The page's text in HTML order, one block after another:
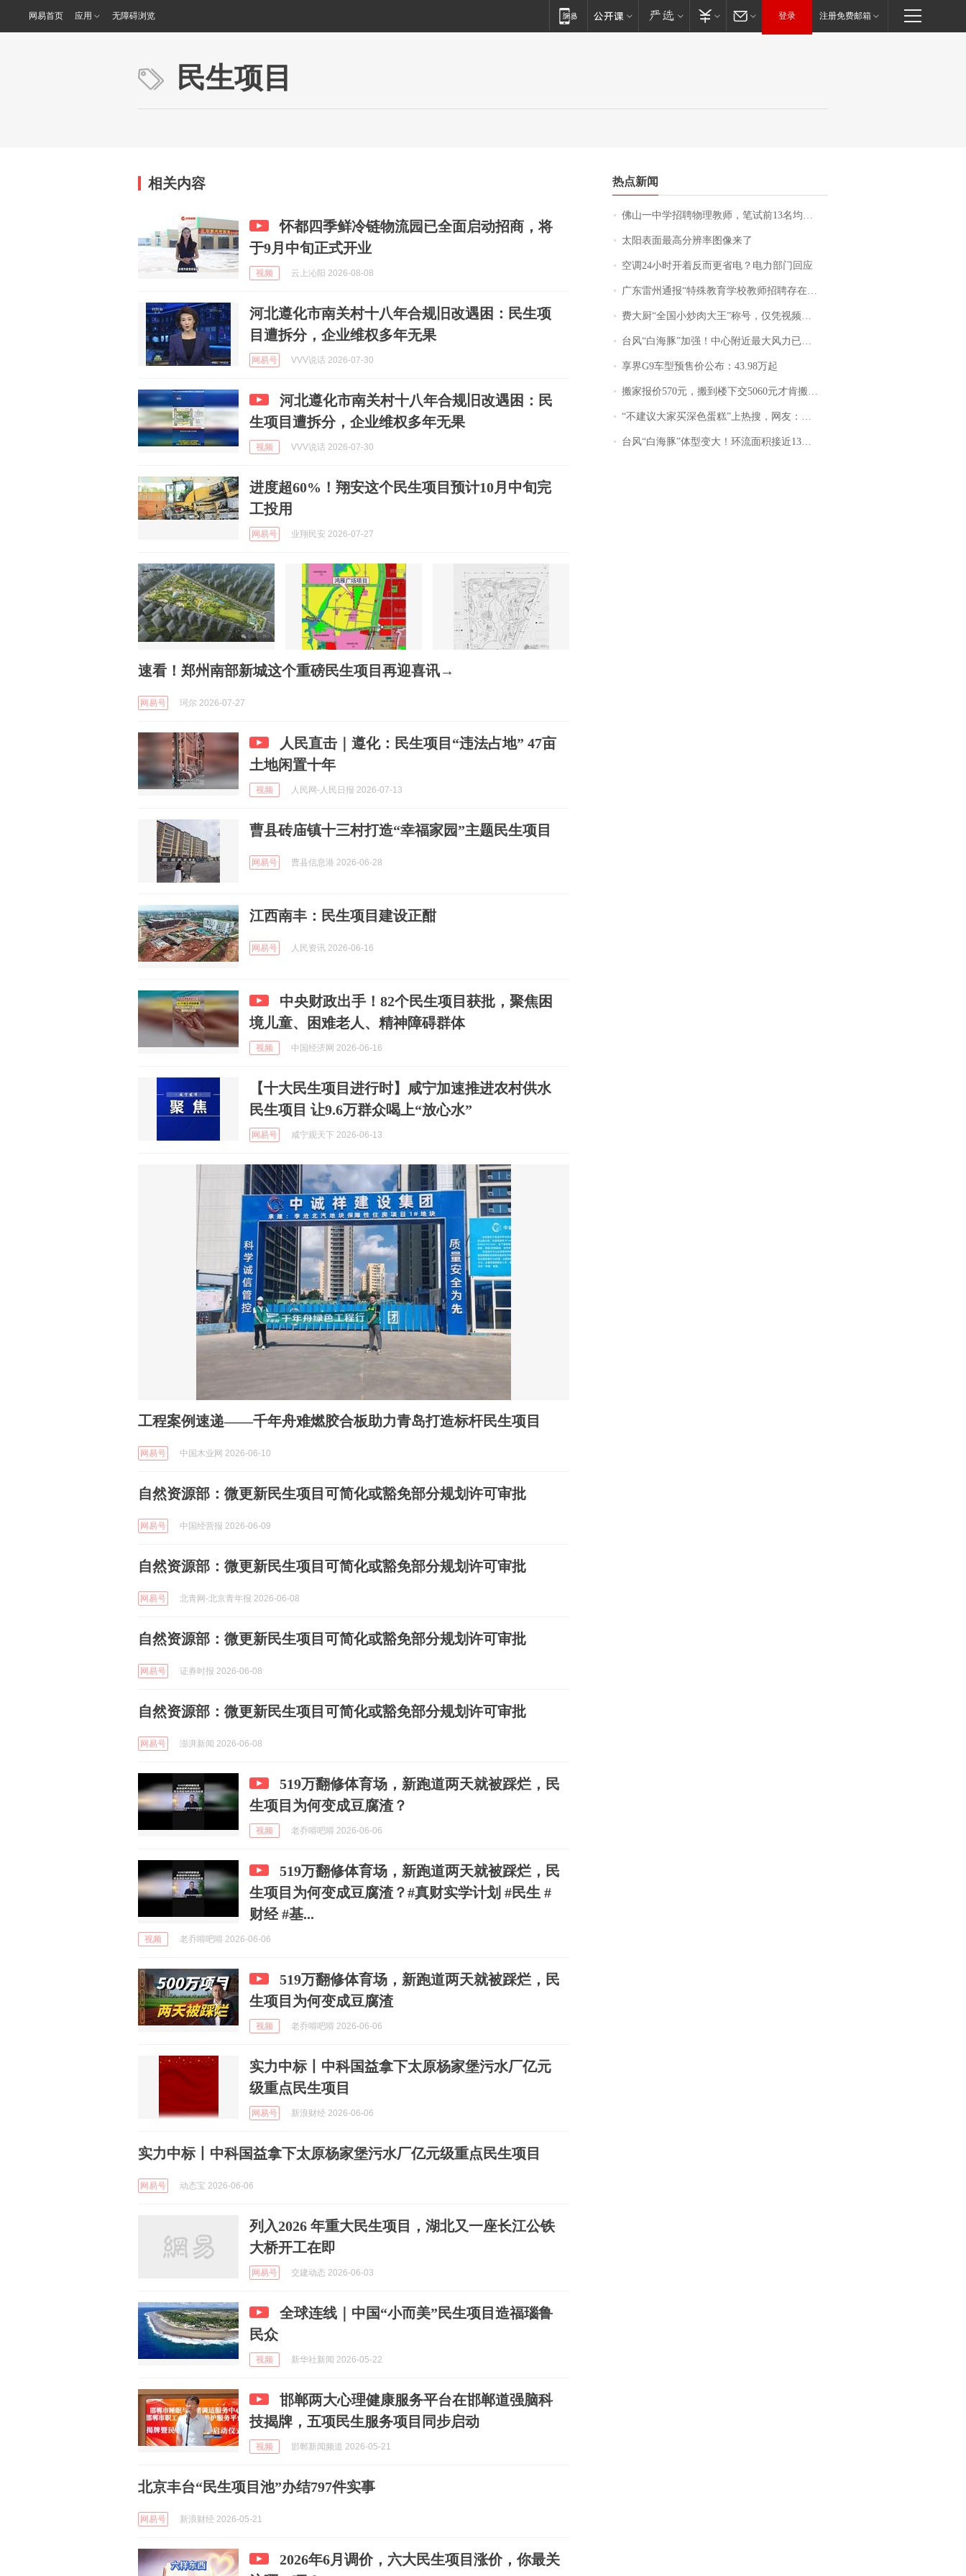
网易首页 应用 无障碍浏览 登录 注册免费邮箱
民生项目
相关内容
怀都四季鲜冷链物流园已全面启动招商，将
于9月中旬正式开业
视频 云上沁阳 2026-08-08
河北遵化市南关村十八年合规旧改遇困：民生项
目遭拆分，企业维权多年无果
网易号 VVV说话 2026-07-30
河北遵化市南关村十八年合规旧改遇困：民
生项目遭拆分，企业维权多年无果
视频 VVV说话 2026-07-30
进度超60%！翔安这个民生项目预计10月中旬完
工投用
网易号 业翔民安 2026-07-27
速看！郑州南部新城这个重磅民生项目再迎喜讯→
网易号 珂尔 2026-07-27
人民直击｜遵化：民生项目“违法占地” 47亩
土地闲置十年
视频 人民网-人民日报 2026-07-13
曹县砖庙镇十三村打造“幸福家园”主题民生项目
网易号 曹县信息港 2026-06-28
江西南丰：民生项目建设正酣
网易号 人民资讯 2026-06-16
中央财政出手！82个民生项目获批，聚焦困
境儿童、困难老人、精神障碍群体
视频 中国经济网 2026-06-16
【十大民生项目进行时】咸宁加速推进农村供水
民生项目 让9.6万群众喝上“放心水”
网易号 咸宁观天下 2026-06-13
工程案例速递——千年舟难燃胶合板助力青岛打造标杆民生项目
网易号 中国木业网 2026-06-10
自然资源部：微更新民生项目可简化或豁免部分规划许可审批
网易号 中国经营报 2026-06-09
自然资源部：微更新民生项目可简化或豁免部分规划许可审批
网易号 北青网-北京青年报 2026-06-08
自然资源部：微更新民生项目可简化或豁免部分规划许可审批
网易号 证券时报 2026-06-08
自然资源部：微更新民生项目可简化或豁免部分规划许可审批
网易号 澎湃新闻 2026-06-08
519万翻修体育场，新跑道两天就被踩烂，民
生项目为何变成豆腐渣？
视频 老乔嘚吧嘚 2026-06-06
519万翻修体育场，新跑道两天就被踩烂，民
生项目为何变成豆腐渣？#真财实学计划 #民生 #
财经 #基...
视频 老乔嘚吧嘚 2026-06-06
519万翻修体育场，新跑道两天就被踩烂，民
生项目为何变成豆腐渣
视频 老乔嘚吧嘚 2026-06-06
实力中标丨中科国益拿下太原杨家堡污水厂亿元
级重点民生项目
网易号 新浪财经 2026-06-06
实力中标丨中科国益拿下太原杨家堡污水厂亿元级重点民生项目
网易号 动态宝 2026-06-06
列入‌2026 年重大民生项目，湖北又一座长江公铁
大桥开工在即
网易号 交建动态 2026-06-03
全球连线｜中国“小而美”民生项目造福瑙鲁
民众
视频 新华社新闻 2026-05-22
邯郸两大心理健康服务平台在邯郸道强脑科
技揭牌，五项民生服务项目同步启动
视频 邯郸新闻频道 2026-05-21
北京丰台“民生项目池”办结797件实事
网易号 新浪财经 2026-05-21
2026年6月调价，六大民生项目涨价，你最关
热点新闻
佛山一中学招聘物理教师，笔试前13名均遭淘汰？教育局：已叫停招聘，成立调查组全面核查
太阳表面最高分辨率图像来了
空调24小时开着反而更省电？电力部门回应
广东雷州通报“特殊教育学校教师招聘存在违规行为”：已启动问责程序 副校长被停职
费大厨“全国小炒肉大王”称号，仅凭视频评出？中国烹饪协会回应
台风“白海豚”加强！中心附近最大风力已达15级 最新研判
享界G9车型预售价公布：43.98万起
搬家报价570元，搬到楼下交5060元才肯搬上楼！女子傻眼了……
“不建议大家买深色蛋糕”上热搜，网友：天塌了！
台风“白海豚”体型变大！环流面积接近13个浙江那么大